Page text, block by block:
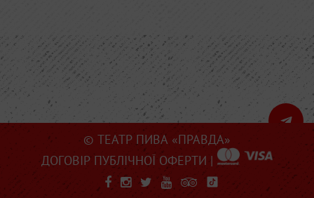
© ТЕАТР ПИВА «ПРАВДА»
ДОГОВІР ПУБЛІЧНОЇ ОФЕРТИ |